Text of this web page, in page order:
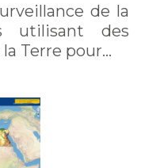
de la
utilisant des
Terre pour…